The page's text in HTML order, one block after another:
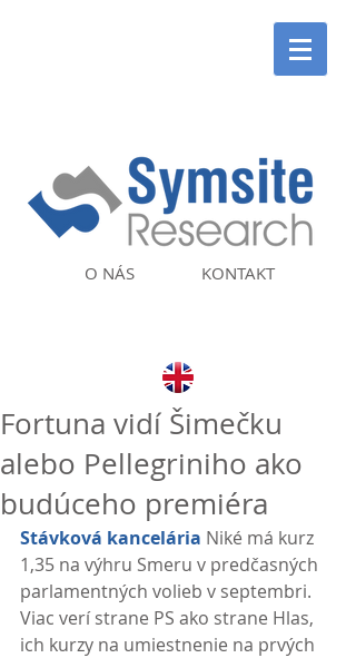
KONTAKT
O NÁS
Fortuna vidí Šimečku
alebo Pellegriniho ako
budúceho premiéra
Stávková kancelária Niké má kurz
1,35 na výhru Smeru v predčasných
parlamentných volieb v septembri.
Viac verí strane PS ako strane Hlas,
ich kurzy na umiestnenie na prvých